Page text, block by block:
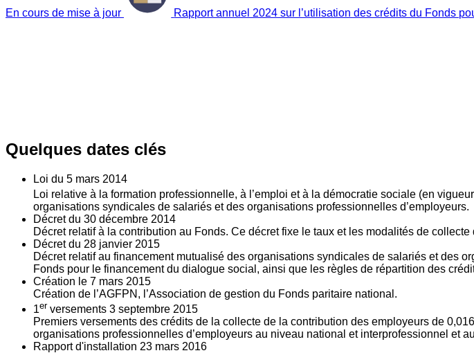
En cours de mise à jour Rapport annuel 2024 sur l’utilisation des crédits du Fonds
Quelques dates clés
Loi du 5 mars 2014
Loi relative à la formation professionnelle, à l’emploi et à la démocratie sociale (en
organisations syndicales de salariés et des organisations professionnelles d’employeurs.
Décret du 30 décembre 2014
Décret relatif à la contribution au Fonds. Ce décret fixe le taux et les modalités de
Décret du 28 janvier 2015
Décret relatif au financement mutualisé des organisations syndicales de salariés et des
Fonds pour le financement du dialogue social, ainsi que les règles de répartition des
Création le 7 mars 2015
Création de l’AGFPN, l’Association de gestion du Fonds paritaire national.
1er versements 3 septembre 2015
Premiers versements des crédits de la collecte de la contribution des employeurs de
organisations professionnelles d’employeurs au niveau national et interprofessionnel et
Rapport d'installation 23 mars 2016